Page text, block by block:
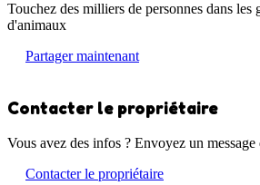
Touchez des milliers de personnes dans les
d'animaux
Partager maintenant
Contacter le propriétaire
Vous avez des infos ? Envoyez un message
Contacter le propriétaire